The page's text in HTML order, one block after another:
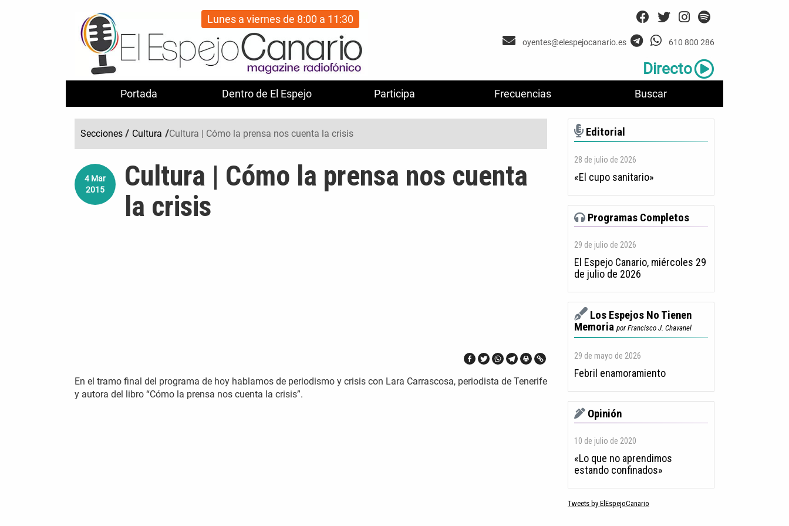
Portada Dentro de El Espejo Participa Frecuencias Buscar
Lunes a viernes de 8:00 a 11:30
oyentes@elespejocanario.es 610 800 286
Directo
Secciones / Cultura /Cultura | Cómo la prensa nos cuenta la crisis
4 Mar
2015
Cultura | Cómo la prensa nos cuenta
la crisis
En el tramo final del programa de hoy hablamos de periodismo y crisis con Lara Carrascosa, periodista de Tenerife
y autora del libro “Cómo la prensa nos cuenta la crisis”.
Editorial
28 de julio de 2026
«El cupo sanitario»
Programas Completos
29 de julio de 2026
El Espejo Canario, miércoles 29
de julio de 2026
Los Espejos No Tienen
Memoria por Francisco J. Chavanel
29 de mayo de 2026
Febril enamoramiento
Opinión
10 de julio de 2020
«Lo que no aprendimos
estando confinados»
Tweets by ElEspejoCanario